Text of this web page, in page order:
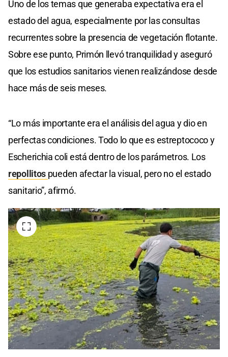
Uno de los temas que generaba expectativa era el
estado del agua, especialmente por las consultas
recurrentes sobre la presencia de vegetación flotante.
Sobre ese punto, Primón llevó tranquilidad y aseguró
que los estudios sanitarios vienen realizándose desde
hace más de seis meses.
“Lo más importante era el análisis del agua y dio en
perfectas condiciones. Todo lo que es estreptococo y
Escherichia coli está dentro de los parámetros. Los
repollitos pueden afectar la visual, pero no el estado
sanitario”, afirmó.